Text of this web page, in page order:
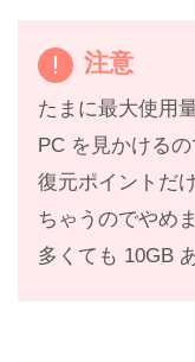
注意
たまに最大使用
PC を見かける
復元ポイントだ
ちゃうのでやめ
多くても 10GB